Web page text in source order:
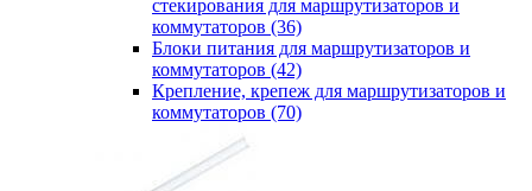
стекирования для маршрутизаторов и
коммутаторов (36)
Блоки питания для маршрутизаторов и
коммутаторов (42)
Крепление, крепеж для маршрутизаторов и
коммутаторов (70)